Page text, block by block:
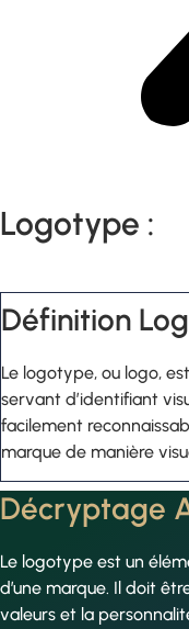
Logotype :
Définition
Le logotype, ou logo,
servant d’identifiant
facilement
marque de manière
Décryptage
Le logotype est un
d’une marque. Il doit
valeurs et la